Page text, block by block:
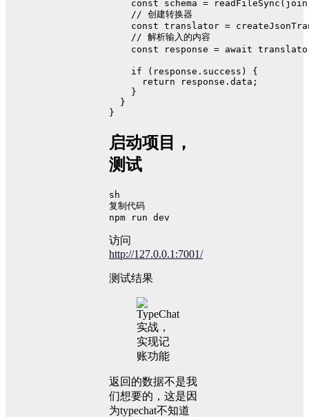
const schema = readFileSync ( join
// 创建转换器
const translator =
// 解析输入的内容
const response = await
if (response. success ) {
return response. data ;
    }
  }
}
启动项目，
测试
sh
复制代码
npm run dev
访问
http://127.0.0.1:7001/
测试结果
返回的数据不是我
们想要的，这是因
为typechat不知道